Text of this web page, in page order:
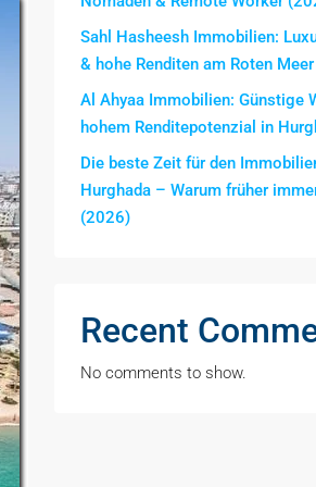
Sahl Hasheesh Immobilien:
& hohe Renditen am Roten
Al Ahyaa Immobilien: Günstige
hohem Renditepotenzial in
Die beste Zeit für den
Hurghada – Warum früher
(2026)
Recent
No comments to show.